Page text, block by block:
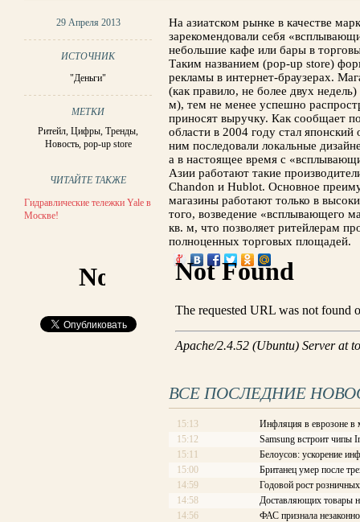
29 Апреля 2013
ИСТОЧНИК
"Деньги"
МЕТКИ
Ритейл,Цифры,Тренды,
Новость, pop-up store
ЧИТАЙТЕ ТАКЖЕ
Гидравлические тележки Yale в
Москве!
На азиатском рынке в качестве
зарекомендовали себя
небольшие кафе или бары в
Таким названием (pop-up store)
рекламы в интернет-браузерах.
(как правило, не более двух
м), тем не менее успешно
приносят выручку. Как сообщает
области в 2004 году стал
ним последовали локальные
а в настоящее время с
Азии работают такие
Chandon и Hublot. Основное
магазины работают только в
того, возведение «всплывающего
кв. м, что позволяет ритейлерам
полноценных торговых площадей.
ВСЕ ПОСЛЕДНИЕ
15:13
Инфляция в еврозоне в
15:12
Samsung встроит чипы
15:11
Белоусов: ускорение
15:00
Британец умер после
14:59
Годовой рост
14:58
Доставляющих товары
14:56
ФАС признала